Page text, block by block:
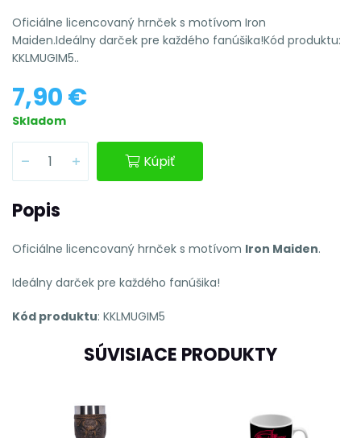
Oficiálne licencovaný hrnček s motívom Iron
Maiden.Ideálny darček pre každého fanúšika!Kód produktu:
KKLMUGIM5..
7,90 €
Skladom
Kúpiť
Popis
Oficiálne licencovaný hrnček s motívom Iron Maiden.
Ideálny darček pre každého fanúšika!
Kód produktu: KKLMUGIM5
SÚVISIACE PRODUKTY